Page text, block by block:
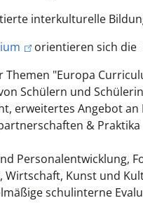
interkulturelle
orientieren sich die
"Europa
Schülern und
erweitertes Angebot
&
Personalentwicklung,
Wirtschaft, Kunst und
schulinterne